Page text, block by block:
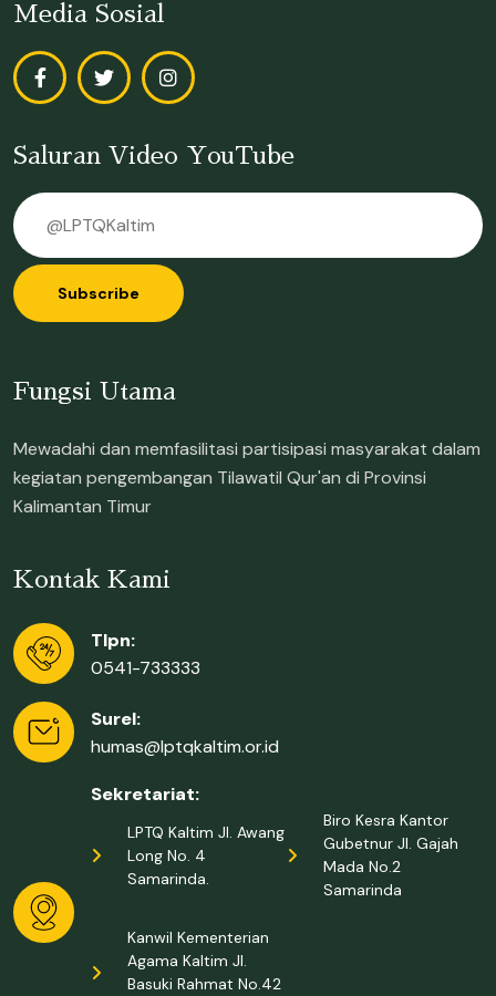
Media Sosial
Saluran Video YouTube
Subscribe
Fungsi Utama
Mewadahi dan memfasilitasi partisipasi masyarakat dalam
kegiatan pengembangan Tilawatil Qur'an di Provinsi
Kalimantan Timur
Kontak Kami
Tlpn:
0541-733333
Surel:
humas@lptqkaltim.or.id
Sekretariat:
LPTQ Kaltim Jl. Awang
Long No. 4
Samarinda.
Biro Kesra Kantor
Gubetnur Jl. Gajah
Mada No.2
Samarinda
Kanwil Kementerian
Agama Kaltim Jl.
Basuki Rahmat No.42